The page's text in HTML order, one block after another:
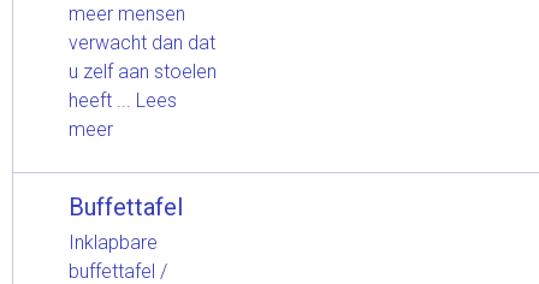
meer mensen
verwacht dan dat
u zelf aan stoelen
heeft ... Lees
meer
Buffettafel
Inklapbare
buffettafel /